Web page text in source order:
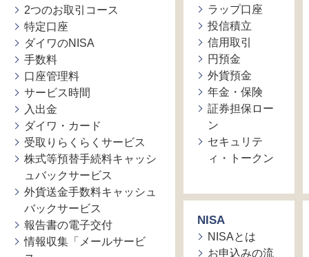
2つのお取引コース
特定口座
ダイワのNISA
手数料
口座管理料
サービス時間
入出金
ダイワ・カード
受取りらくらくサービス
株式等預替手続料キャッシ
ュバックサービス
外貨送金手数料キャッシュ
バックサービス
報告書の電子交付
情報収集「メールサービ
ラップ口座
投信積立
信用取引
円預金
外貨預金
年金・保険
証券担保ロー
ン
セキュリテ
ィ・トークン
NISA
NISAとは
お申込みの流